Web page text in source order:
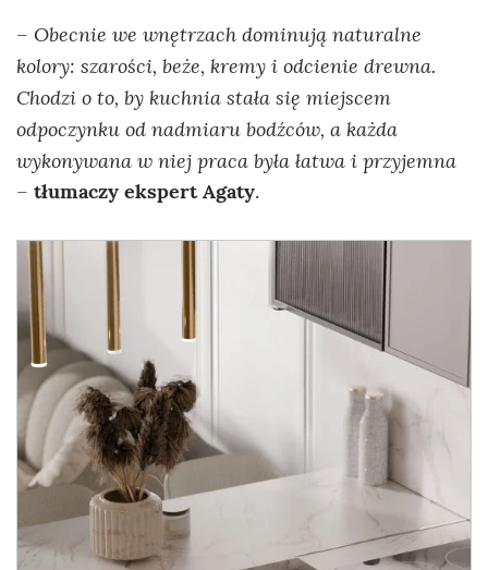
– Obecnie we wnętrzach dominują naturalne
kolory: szarości, beże, kremy i odcienie drewna.
Chodzi o to, by kuchnia stała się miejscem
odpoczynku od nadmiaru bodźców, a każda
wykonywana w niej praca była łatwa i przyjemna
– tłumaczy ekspert Agaty.